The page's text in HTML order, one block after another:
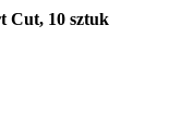
Cut, 10 sztuk